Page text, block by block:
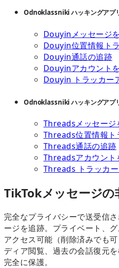
Odnoklassniki ハッキングアプ
Douyinメッセージ
Douyin位置情報ト
Douyin通話の追跡
Douyinアカウント
Douyin トラッカー
Odnoklassniki ハッキングアプ
Threadsメッセージ
Threads位置情報ト
Threads通話の追跡
Threadsアカウント
Threads トラッカ
TikTokメッセージの
完全なプライバシーで送受信
ージを追跡。プライベート、
アクセス可能（削除済みでも
ディア閲覧、過去の会話復元
完全に保護。